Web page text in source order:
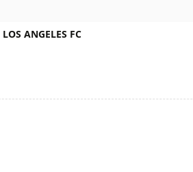
LOS ANGELES FC